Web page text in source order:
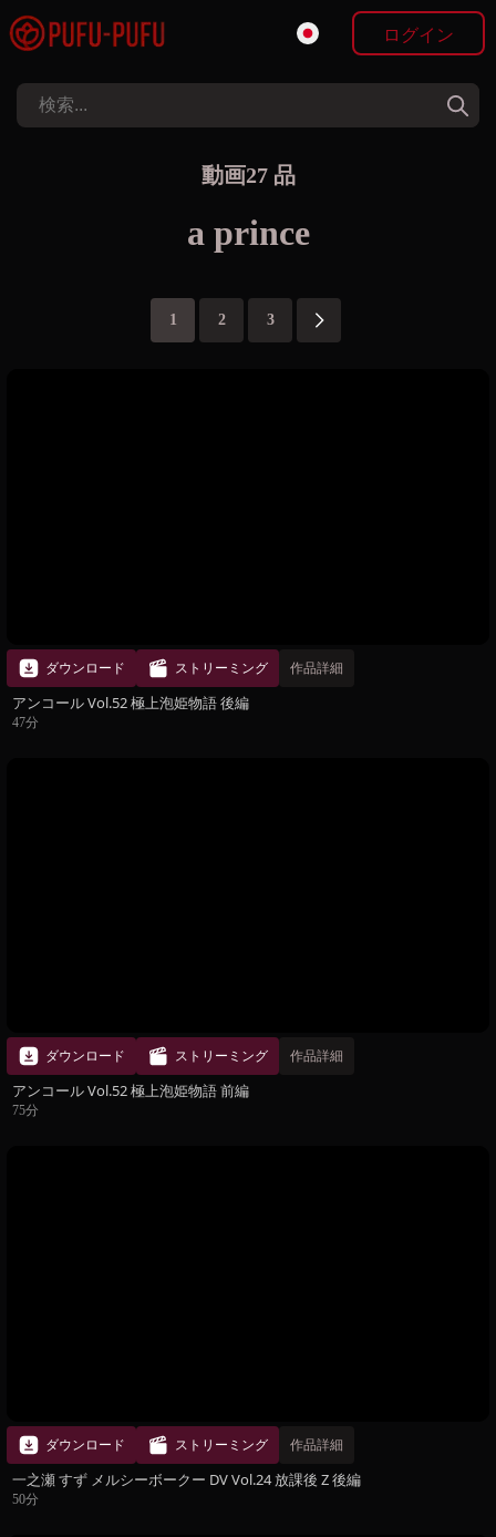
ログイン
動画27 品
a prince
1 2 3
ダウンロード ストリーミング 作品詳細
アンコール Vol.52 極上泡姫物語 後編
47分
ダウンロード ストリーミング 作品詳細
アンコール Vol.52 極上泡姫物語 前編
75分
ダウンロード ストリーミング 作品詳細
一之瀬 すず メルシーボークー DV Vol.24 放課後 Z 後編
50分